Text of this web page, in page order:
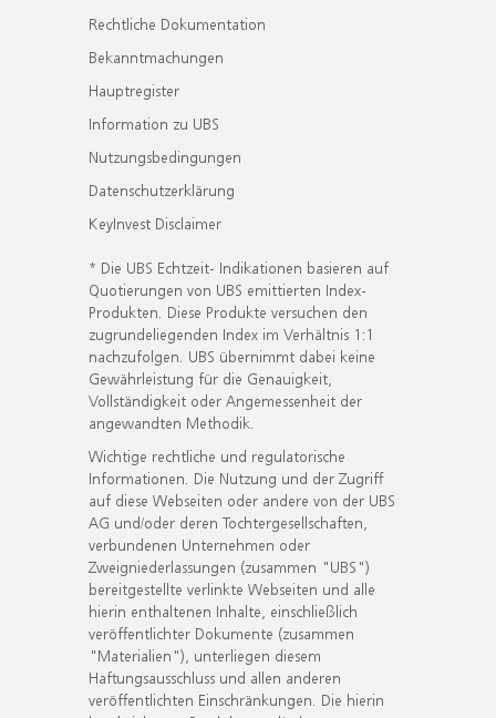
Rechtliche Dokumentation
Bekanntmachungen
Hauptregister
Information zu UBS
Nutzungsbedingungen
Datenschutzerklärung
KeyInvest Disclaimer
* Die UBS Echtzeit- Indikationen basieren auf
Quotierungen von UBS emittierten Index-
Produkten. Diese Produkte versuchen den
zugrundeliegenden Index im Verhältnis 1:1
nachzufolgen. UBS übernimmt dabei keine
Gewährleistung für die Genauigkeit,
Vollständigkeit oder Angemessenheit der
angewandten Methodik.
Wichtige rechtliche und regulatorische
Informationen. Die Nutzung und der Zugriff
auf diese Webseiten oder andere von der UBS
AG und/oder deren Tochtergesellschaften,
verbundenen Unternehmen oder
Zweigniederlassungen (zusammen "UBS")
bereitgestellte verlinkte Webseiten und alle
hierin enthaltenen Inhalte, einschließlich
veröffentlichter Dokumente (zusammen
"Materialien"), unterliegen diesem
Haftungsausschluss und allen anderen
veröffentlichten Einschränkungen. Die hierin